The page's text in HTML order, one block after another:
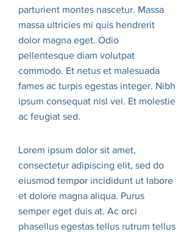
parturient montes nascetur. Massa
massa ultricies mi quis hendrerit
dolor magna eget. Odio
pellentesque diam volutpat
commodo. Et netus et malesuada
fames ac turpis egestas integer. Nibh
ipsum consequat nisl vel. Et molestie
ac feugiat sed.
Lorem ipsum dolor sit amet,
consectetur adipiscing elit, sed do
eiusmod tempor incididunt ut labore
et dolore magna aliqua. Purus
semper eget duis at. Ac orci
phasellus egestas tellus rutrum tellus